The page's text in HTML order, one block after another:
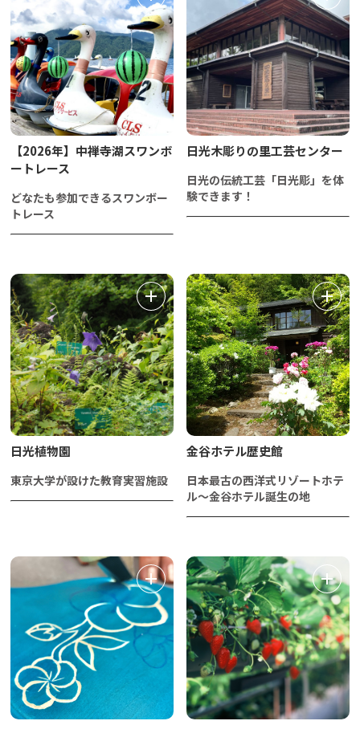
【2026年】中禅寺湖スワンボ
ートレース
どなたも参加できるスワンボー
トレース
日光木彫りの里工芸センター
日光の伝統工芸「日光彫」を体
験できます！
日光植物園
東京大学が設けた教育実習施設
金谷ホテル歴史館
日本最古の西洋式リゾートホテ
ル～金谷ホテル誕生の地